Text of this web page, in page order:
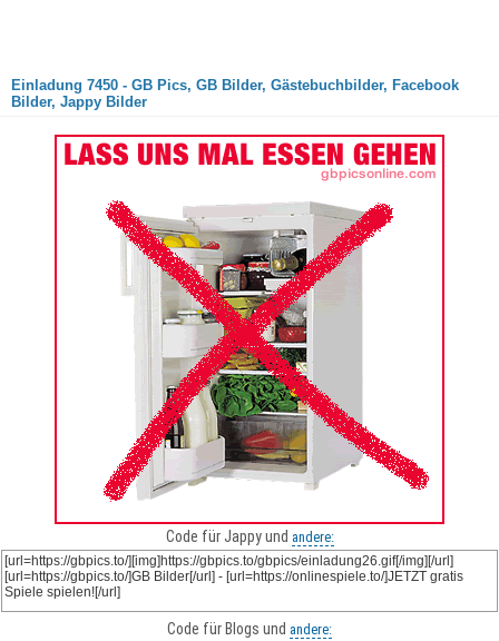
Einladung 7450 - GB Pics, GB Bilder, Gästebuchbilder, Facebook
Bilder, Jappy Bilder
Code für Jappy und andere:
Code für Blogs und andere: